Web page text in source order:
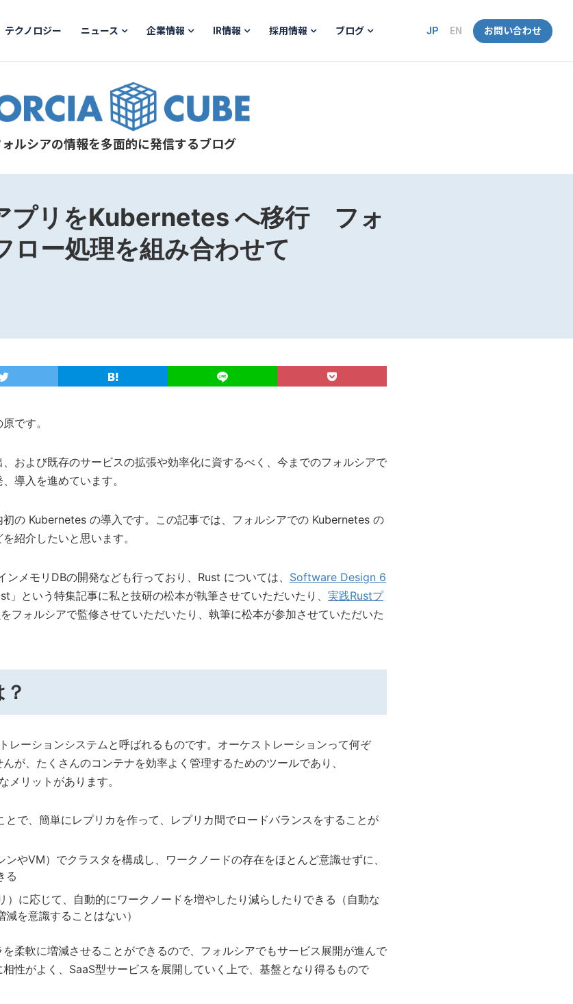
テクノロジー ニュース 企業情報 IR情報 採用情報 ブログ JP EN お問い合わせ
ォルシアの情報を多面的に発信するブログ
プリをKubernetes へ移行 フォ
ロー処理を組み合わせて
です。
および既存のサービスの拡張や効率化に資するべく、今までのフォルシアで
導入を進めています。
の Kubernetes の導入です。この記事では、フォルシアでの Kubernetes の
紹介したいと思います。
ンメモリDBの開発なども行っており、Rust については、 Software Design 6
」という特集記事に私と技研の松本が執筆させていただいたり、 実践Rustプ
をフォルシアで監修させていただいたり、執筆に松本が参加させていただいた
レーションシステムと呼ばれるものです。オーケストレーションって何ぞ
が、たくさんのコンテナを効率よく管理するためのツールであり、
メリットがあります。
とで、簡単にレプリカを作って、レプリカ間でロードバランスをすることが
やVM）でクラスタを構成し、ワークノードの存在をほとんど意識せずに、
る
）に応じて、自動的にワークノードを増やしたり減らしたりできる（自動な
を意識することはない）
柔軟に増減させることができるので、フォルシアでもサービス展開が進んで
性がよく、SaaS型サービスを展開していく上で、基盤となり得るもので